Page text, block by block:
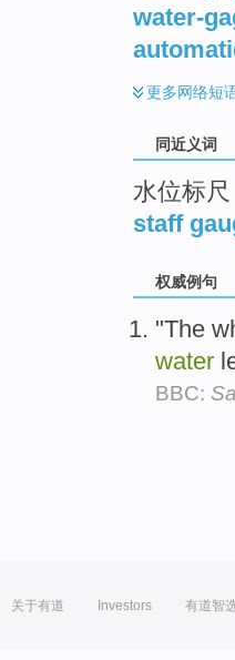
water-
更多网络短
同近义词
水位标
staff
权威例句
"The
water
BBC:
关于有道 Investors 有道智